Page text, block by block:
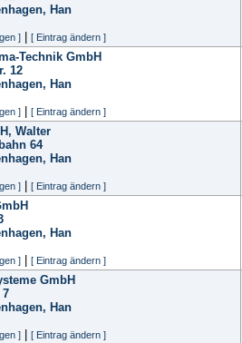
Han
] [ Eintrag ändern ]
Technik GmbH
12
Han
] [ Eintrag ändern ]
Walter
64
Han
] [ Eintrag ändern ]
Han
] [ Eintrag ändern ]
GmbH
7
Han
] [ Eintrag ändern ]